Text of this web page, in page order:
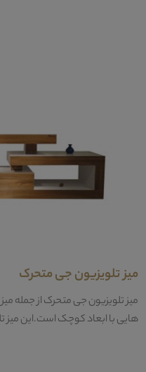
میز تلویزیون جی متحرک
میز تلویزیون جی متحرک از جمله
هایی با ابعاد کوچک است.این میز